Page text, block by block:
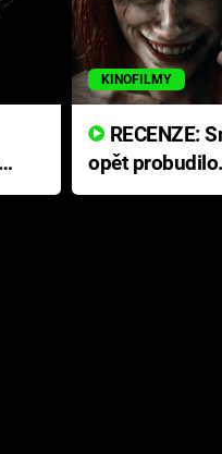
KINOFILMY
opět
přichází s